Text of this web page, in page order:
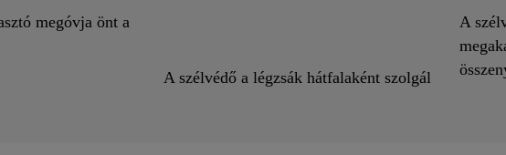
megóvja önt a
A szélvédő a légzsák hátfalaként szolgál
A